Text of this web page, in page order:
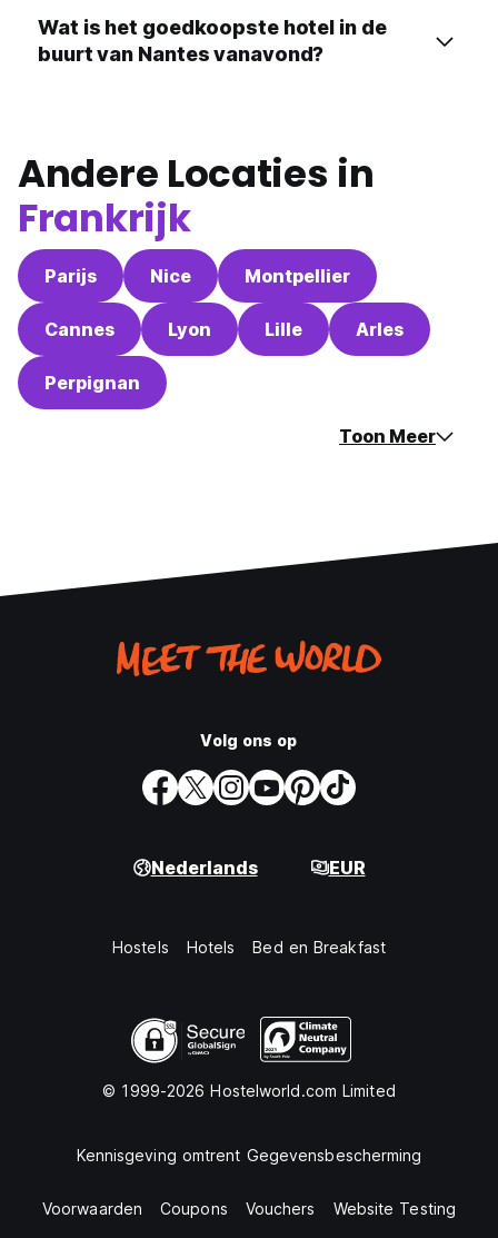
Wat is het goedkoopste hotel in de
buurt van Nantes vanavond?
Andere Locaties in
Frankrijk
Parijs Nice Montpellier
Cannes Lyon Lille Arles
Perpignan
Toon Meer
Volg ons op
Nederlands EUR
Hostels Hotels Bed en Breakfast
© 1999-2026 Hostelworld.com Limited
Kennisgeving omtrent Gegevensbescherming
Voorwaarden Coupons Vouchers Website Testing